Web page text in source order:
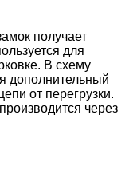
получает
для
В схему
дополнительный
от перегрузки.
через